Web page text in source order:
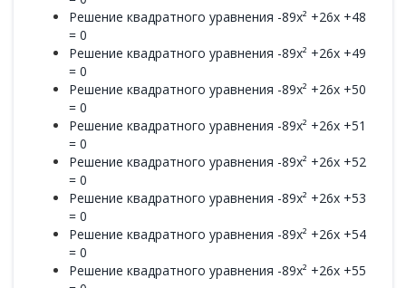
Решение квадратного уравнения -89x² +26x +48
= 0
Решение квадратного уравнения -89x² +26x +49
= 0
Решение квадратного уравнения -89x² +26x +50
= 0
Решение квадратного уравнения -89x² +26x +51
= 0
Решение квадратного уравнения -89x² +26x +52
= 0
Решение квадратного уравнения -89x² +26x +53
= 0
Решение квадратного уравнения -89x² +26x +54
= 0
Решение квадратного уравнения -89x² +26x +55